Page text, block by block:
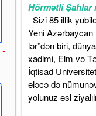
-
Hörmətli Şahlar
Sizi 85 illik
Yeni Azərbaycan
lər”dən biri,
xadimi, Elm və
İqtisad
eləcə də
yolunuz əsl